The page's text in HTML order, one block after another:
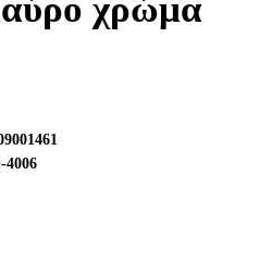
χρώμα
4006